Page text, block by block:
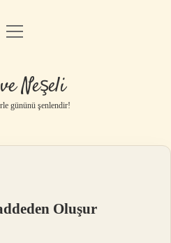
Anasayfa
Uyarı
menüyü
Neşeli
gününü şenlendir!
Oluşur